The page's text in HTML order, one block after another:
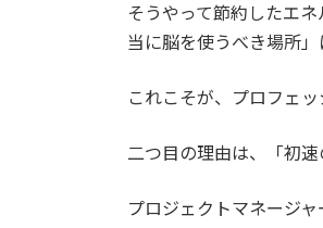
そうやって節約したエ
当に脳を使うべき場所」
これこそが、プロフェ
二つ目の理由は、「初速
プロジェクトマネージ